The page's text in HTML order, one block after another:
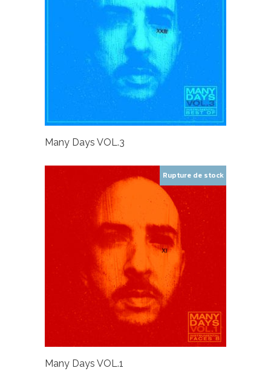
Many Days VOL.3
Rupture de stock
Many Days VOL.1